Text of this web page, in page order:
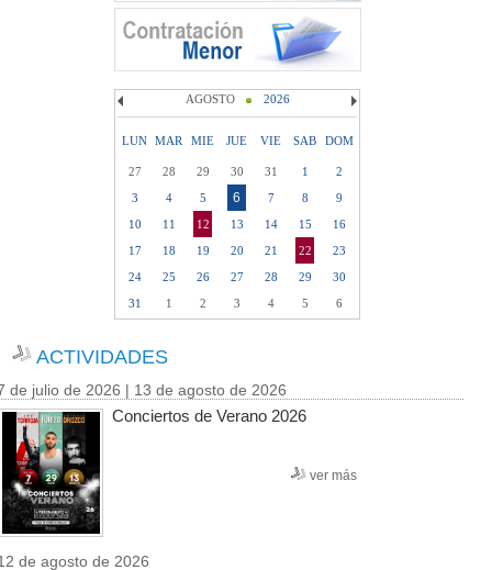
AGOSTO 2026
LUN MAR MIE JUE VIE SAB DOM
27 28 29 30 31 1
2
3
4 5 6 7 8
9
10
11 12 13 14 15
16
17
18 19 20 21 22
23
24
25 26 27 28 29
30
31
1 2 3 4 5 6
ACTIVIDADES
de julio de 2026 | 13 de agosto de 2026
Conciertos de Verano 2026
ver más
de agosto de 2026